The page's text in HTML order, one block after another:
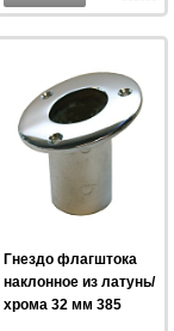
Гнездо флагштока
наклонное из латунь/
хрома 32 мм 385